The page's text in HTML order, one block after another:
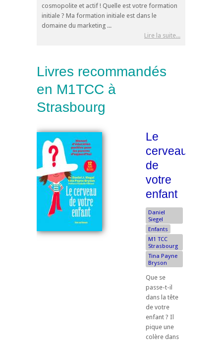
cosmopolite et actif ! Quelle est votre formation
initiale ? Ma formation initiale est dans le
domaine du marketing ...
Lire la suite...
Livres recommandés
en M1TCC à
Strasbourg
Le
cerveau
de
votre
enfant
Daniel
Siegel
Enfants
M1 TCC
Strasbourg
Tina Payne
Bryson
Que se
passe-t-il
dans la tête
de votre
enfant ? Il
pique une
colère dans